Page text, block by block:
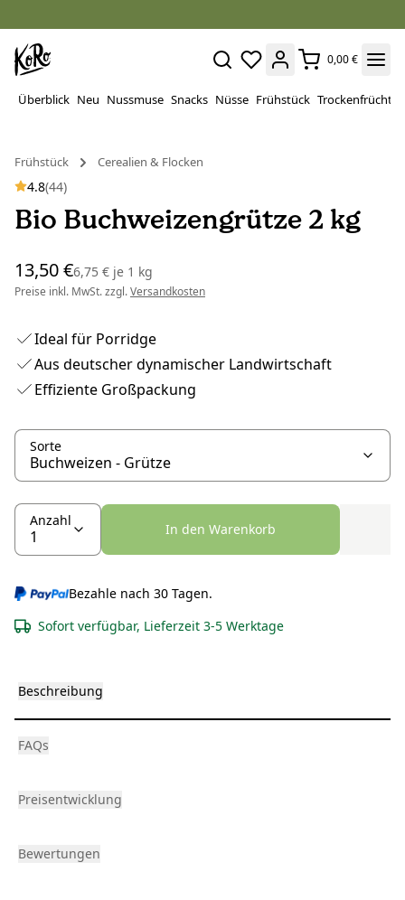
0,00 €
Überblick Neu Nussmuse Snacks Nüsse Frühstück Trockenfrüchte
Frühstück
Cerealien & Flocken
4.8(44)
Bio Buchweizengrütze 2 kg
13,50 €6,75 € je 1 kg
Preise inkl. MwSt. zzgl.Versandkosten
Ideal für Porridge
Aus deutscher dynamischer Landwirtschaft
Effiziente Großpackung
Sorte
Anzahl
In den Warenkorb
Bezahle nach 30 Tagen.
Sofort verfügbar, Lieferzeit 3-5 Werktage
Beschreibung
FAQs
Preisentwicklung
Bewertungen